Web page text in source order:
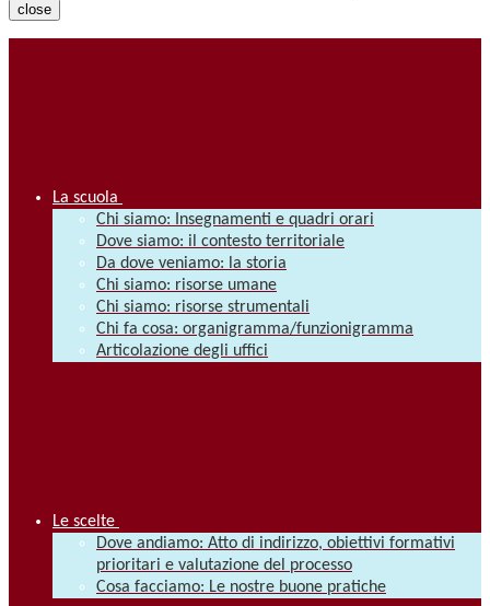
close
La scuola
Chi siamo: Insegnamenti e quadri orari
Dove siamo: il contesto territoriale
Da dove veniamo: la storia
Chi siamo: risorse umane
Chi siamo: risorse strumentali
Chi fa cosa: organigramma/funzionigramma
Articolazione degli uffici
Le scelte
Dove andiamo: Atto di indirizzo, obiettivi formativi
prioritari e valutazione del processo
Cosa facciamo: Le nostre buone pratiche